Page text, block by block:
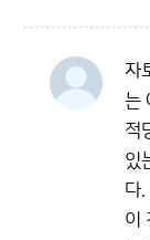
자
는
적
있
다.
이